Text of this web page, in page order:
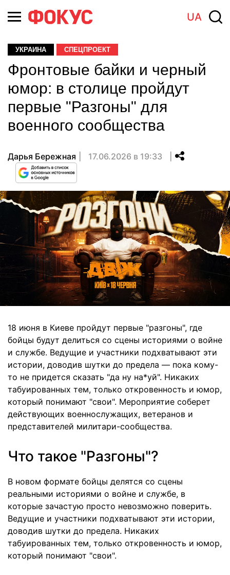
UA
УКРАИНА СПЕЦПРОЕКТ
Фронтовые байки и черный
юмор: в столице пройдут
первые "Разгоны" для
военного сообщества
Дарья Бережная 17.06.2026 в 19:33
18 июня в Киеве пройдут первые "разгоны", где
бойцы будут делиться со сцены историями о войне
и службе. Ведущие и участники подхватывают эти
истории, доводив шутки до предела — пока кому-
то не придется сказать "да ну на*уй". Никаких
табуированных тем, только откровенность и юмор,
который понимают "свои". Мероприятие соберет
действующих военнослужащих, ветеранов и
представителей милитари-сообщества.
Что такое "Разгоны"?
В новом формате бойцы делятся со сцены
реальными историями о войне и службе, в
которые зачастую просто невозможно поверить.
Ведущие и участники подхватывают эти истории,
доводив шутки до предела. Никаких
табуированных тем, только откровенность и юмор,
который понимают "свои".